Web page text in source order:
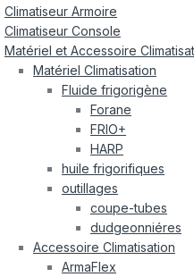
Climatiseur Armoire
Climatiseur Console
Matériel et Accessoire
Matériel Climatisation
Fluide frigorigène
Forane
FRIO+
HARP
huile frigorifiques
outillages
coupe-tubes
dudgeonniéres
Accessoire Climatisation
ArmaFlex